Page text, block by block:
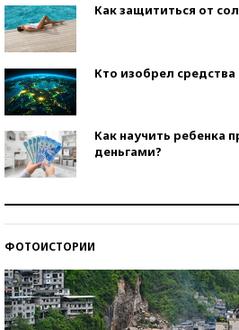
Как защититься от
Кто изобрел средства
Как научить ребенка
деньгами?
ФОТОИСТОРИИ